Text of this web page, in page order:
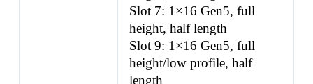
Slot 7: 1×16 Gen5, full
height, half length
Slot 9: 1×16 Gen5, full
height/low profile, half
length